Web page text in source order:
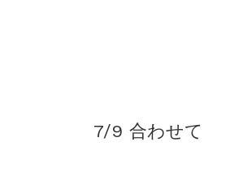
7/9 合わせて